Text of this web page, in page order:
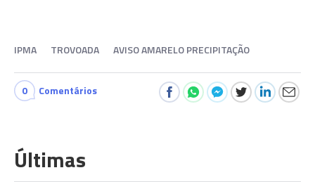
IPMA TROVOADA AVISO AMARELO PRECIPITAÇÃO
0 Comentários
Últimas